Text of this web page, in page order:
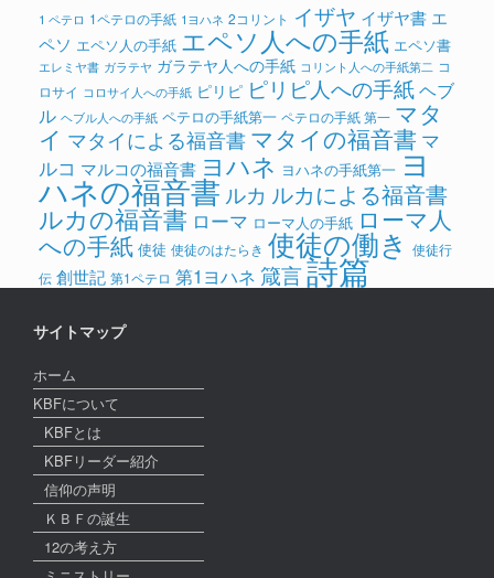
1 ペテロ 1ペテロの手紙 1ヨハネ 2コリント イザヤ イザヤ書 エ
ペソ エペソ人の手紙 エペソ人への手紙 エペソ書
エレミヤ書 ガラテヤ ガラテヤ人への手紙 コリント人への手紙第二 コ
ロサイ コロサイ人への手紙 ピリピ ピリピ人への手紙ヘブ
ル ヘブル人への手紙 ペテロの手紙第一 ペテロの手紙 第一 マタ
イ マタイによる福音書 マタイの福音書 マ
ルコ マルコの福音書 ヨハネ ヨハネの手紙第一 ヨ
ハネの福音書 ルカ ルカによる福音書
ルカの福音書 ローマ ローマ人の手紙 ローマ人
への手紙 使徒 使徒のはたらき 使徒の働き 使徒行
伝 創世記 第1ペテロ 第1ヨハネ 箴言詩篇
サイトマップ
ホーム
KBFについて
KBFとは
KBFリーダー紹介
信仰の声明
ＫＢＦの誕生
12の考え方